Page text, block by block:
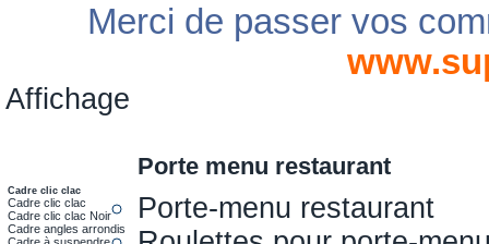
Merci de passer vos
Affichage
Cadre clic clac
Cadre clic clac
Cadre clic clac Noir
Cadre angles arrondis
Cadre à suspendre
Porte menu restaurant
Porte-menu restaurant